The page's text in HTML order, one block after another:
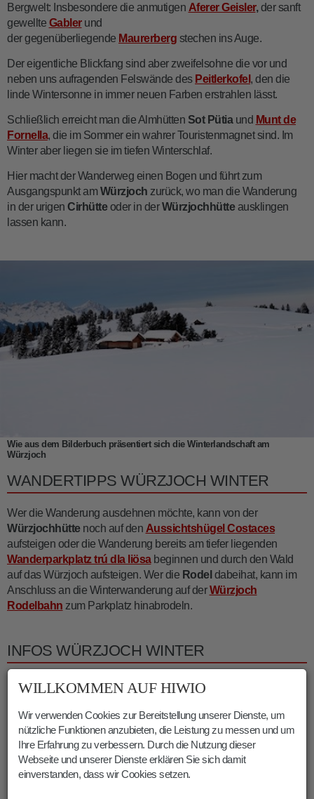
Bergwelt: Insbesondere die anmutigen Aferer Geisler,der sanft
gewellte Gablerund
der gegenüberliegende Maurerberg stechen ins Auge.
Der eigentliche Blickfang sind aber zweifelsohne die vor und
neben uns aufragenden Felswände des Peitlerkofel , den die
linde Wintersonne in immer neuen Farben erstrahlen lässt.
Schließlich erreicht man die Almhütten Sot Pütiaund Munt de
Fornella, die im Sommer ein wahrer Touristenmagnet sind. Im
Winter aber liegen sie im tiefen Winterschlaf.
Hier macht der Wanderweg einen Bogen und führt zum
Ausgangspunkt amWürzjoch zurück, wo man die Wanderung
in der urigen Cirhütteoder in derWürzjochhütteausklingen
lassen kann.
Wie aus dem Bilderbuch präsentiert sich die Winterlandschaft am
Würzjoch
WANDERTIPPS WÜRZJOCH WINTER
Wer die Wanderung ausdehnen möchte, kann von der
Würzjochhüttenoch auf den Aussichtshügel Costaces
aufsteigen oder die Wanderung bereits am tiefer liegenden
Wanderparkplatz trú dla liösabeginnen und durch den Wald
auf das Würzjoch aufsteigen. Wer die Rodel dabeihat, kann im
Anschluss an die Winterwanderung auf derWürzjoch
Rodelbahn zum Parkplatz hinabrodeln.
INFOS WÜRZJOCH WINTER
Länge:
2.6 km
Höhenmeter:
75 m
Min. Höhe:
1989 m
Max. Höhe:
2061 m
WILLKOMMEN AUF HIWIO
Wir verwenden Cookies zur Bereitstellung unserer Dienste, um
nützliche Funktionen anzubieten, die Leistung zu messen und um
Ihre Erfahrung zu verbessern. Durch die Nutzung dieser
Webseite und unserer Dienste erklären Sie sich damit
einverstanden, dass wir Cookies setzen.